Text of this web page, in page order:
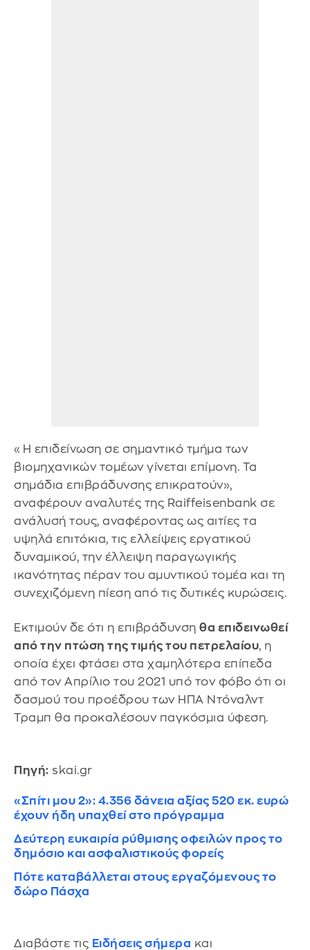
«Η επιδείνωση σε σημαντικό τμήμα των
βιομηχανικών τομέων γίνεται επίμονη. Τα
σημάδια επιβράδυνσης επικρατούν»,
αναφέρουν αναλυτές της Raiffeisenbank σε
ανάλυσή τους, αναφέροντας ως αιτίες τα
υψηλά επιτόκια, τις ελλείψεις εργατικού
δυναμικού, την έλλειψη παραγωγικής
ικανότητας πέραν του αμυντικού τομέα και τη
συνεχιζόμενη πίεση από τις δυτικές κυρώσεις.
Εκτιμούν δε ότι η επιβράδυνση θα επιδεινωθεί
από την πτώση της τιμής του πετρελαίου, η
οποία έχει φτάσει στα χαμηλότερα επίπεδα
από τον Απρίλιο του 2021 υπό τον φόβο ότι οι
δασμού του προέδρου των ΗΠΑ Ντόναλντ
Τραμπ θα προκαλέσουν παγκόσμια ύφεση.
Πηγή: skai.gr
«Σπίτι μου 2»: 4.356 δάνεια αξίας 520 εκ. ευρώ
έχουν ήδη υπαχθεί στο πρόγραμμα
Δεύτερη ευκαιρία ρύθμισης οφειλών προς το
δημόσιο και ασφαλιστικούς φορείς
Πότε καταβάλλεται στους εργαζόμενους το
δώρο Πάσχα
Διαβάστε τις Ειδήσεις σήμερα και